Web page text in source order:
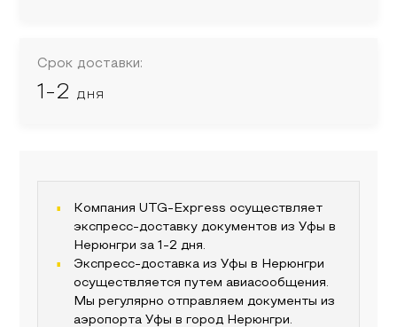
Срок доставки:
1-2дня
Компания UTG-Express осуществляет
экспресс-доставку документов изУфы в
Нерюнгри за 1-2 дня.
Экспресс-доставка изУфы в
Нерюнгри
осуществляется путем авиасообщения.
Мы регулярно отправляем документы из
аэропортаУфы в город Нерюнгри.